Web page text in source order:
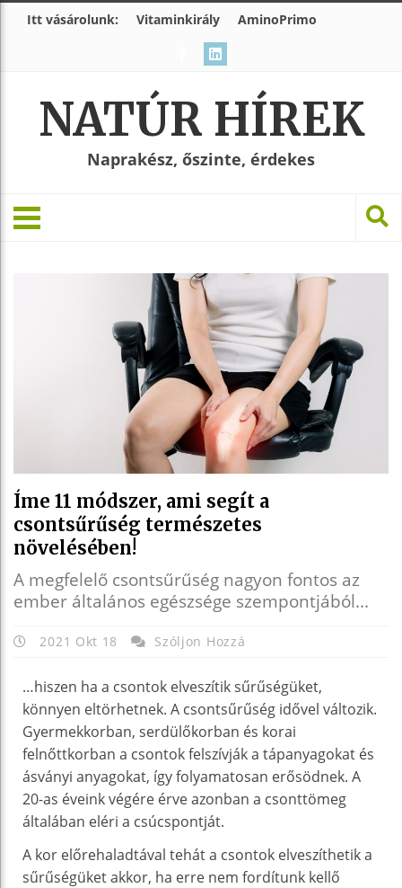
Itt vásárolunk: Vitaminkirály AminoPrimo
NATÚR HÍREK
Naprakész, őszinte, érdekes
Íme 11 módszer, ami segít a
csontsűrűség természetes
növelésében!
A megfelelő csontsűrűség nagyon fontos az
ember általános egészsége szempontjából...
2021 Okt 18 Szóljon Hozzá
…hiszen ha a csontok elveszítik sűrűségüket,
könnyen eltörhetnek. A csontsűrűség idővel változik.
Gyermekkorban, serdülőkorban és korai
felnőttkorban a csontok felszívják a tápanyagokat és
ásványi anyagokat, így folyamatosan erősödnek. A
20-as éveink végére érve azonban a csonttömeg
általában eléri a csúcspontját.
A kor előrehaladtával tehát a csontok elveszíthetik a
sűrűségüket akkor, ha erre nem fordítunk kellő